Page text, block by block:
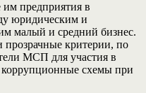
им предприятия в
юридическим и
малый и средний бизнес.
критерии, по
МСП для участия в
схемы при